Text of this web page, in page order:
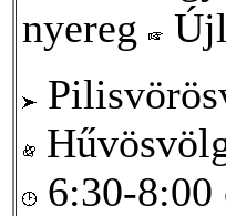
nyereg
6:30-8:00